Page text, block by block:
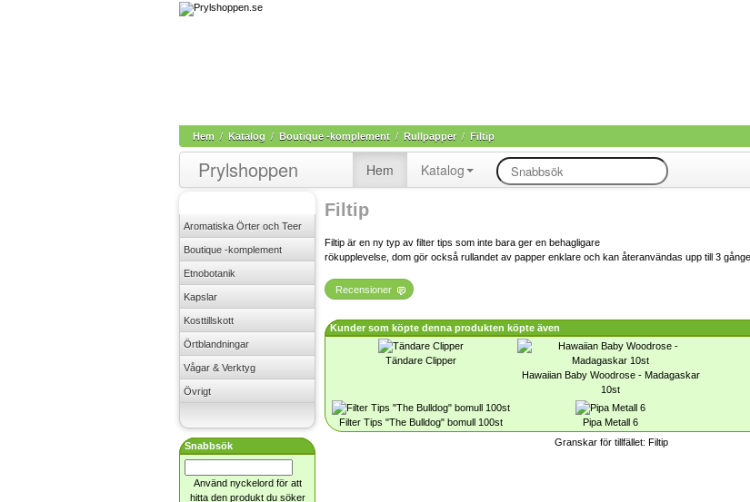
Hem / Katalog / Boutique -komplement / Rullpapper / Filtip
Prylshoppen Hem Katalog
Filtip
Filtip är en ny typ av filter tips som inte bara ger en behagligare
rökupplevelse, dom gör också rullandet av papper enklare och kan återanvändas upp till 3
Recensioner
Kunder som köpte denna produkten köpte även
Tändare Clipper
Hawaiian Baby Woodrose - Madagaskar
10st
Filter Tips "The Bulldog" bomull 100st Pipa Metall 6
Granskar för tillfället: Filtip
Aromatiska Örter och Teer
Boutique -komplement
Etnobotanik
Kapslar
Kosttillskott
Örtblandningar
Vågar & Verktyg
Övrigt
Snabbsök
Använd nyckelord för att
hitta den produkt du söker